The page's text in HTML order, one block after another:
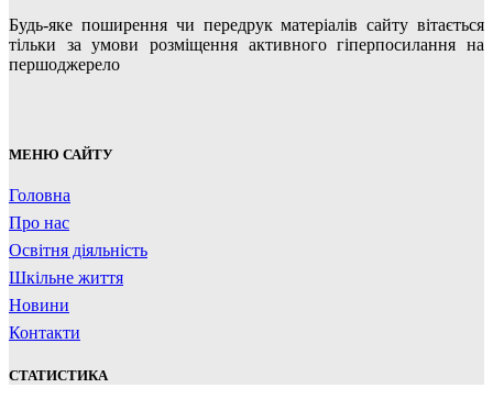
Будь-яке поширення чи передрук матеріалів сайту вітається
тільки за умови розміщення активного гіперпосилання на
першоджерело
МЕНЮ САЙТУ
Головна
Про нас
Освітня діяльність
Шкільне життя
Новини
Контакти
СТАТИСТИКА